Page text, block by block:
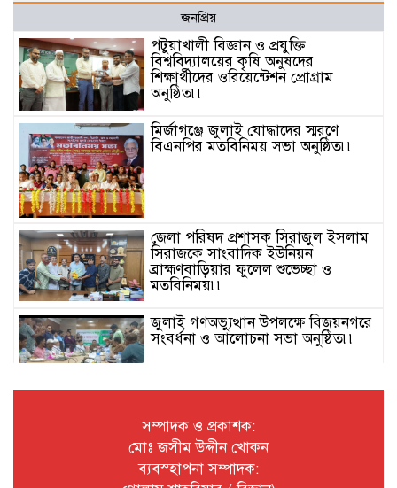
জনপ্রিয়
পটুয়াখালী বিজ্ঞান ও প্রযুক্তি
বিশ্ববিদ্যালয়ের কৃষি অনুষদের
শিক্ষার্থীদের ওরিয়েন্টেশন প্রোগ্রাম
অনুষ্ঠিত৷৷
মির্জাগঞ্জে জুলাই যোদ্ধাদের স্মরণে
বিএনপির মতবিনিময় সভা অনুষ্ঠিত৷৷
জেলা পরিষদ প্রশাসক সিরাজুল ইসলাম
সিরাজকে সাংবাদিক ইউনিয়ন
ব্রাহ্মণবাড়িয়ার ফুলেল শুভেচ্ছা ও
মতবিনিময়৷৷
জুলাই গণঅভ্যুত্থান উপলক্ষে বিজয়নগরে
সংবর্ধনা ও আলোচনা সভা অনুষ্ঠিত৷৷
উদ্যোগে গণমিছিল৷৷
৫ আগস্ট জুলাই গণঅভ্যুত্থান দিবস
সম্পাদক ও প্রকাশক:
মোঃ জসীম উদ্দীন খোকন
ব্যবস্হাপনা সম্পাদক: